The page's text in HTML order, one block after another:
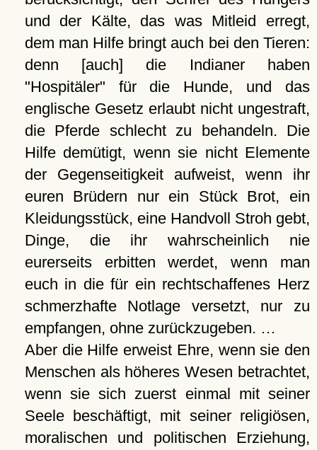
und der Kälte, das was Mitleid erregt,
dem man Hilfe bringt auch bei den Tieren:
denn [auch] die Indianer haben
"Hospitäler" für die Hunde, und das
englische Gesetz erlaubt nicht ungestraft,
die Pferde schlecht zu behandeln. Die
Hilfe demütigt, wenn sie nicht Elemente
der Gegenseitigkeit aufweist, wenn ihr
euren Brüdern nur ein Stück Brot, ein
Kleidungsstück, eine Handvoll Stroh gebt,
Dinge, die ihr wahrscheinlich nie
eurerseits erbitten werdet, wenn man
euch in die für ein rechtschaffenes Herz
schmerzhafte Notlage versetzt, nur zu
empfangen, ohne zurückzugeben. …
Aber die Hilfe erweist Ehre, wenn sie den
Menschen als höheres Wesen betrachtet,
wenn sie sich zuerst einmal mit seiner
Seele beschäftigt, mit seiner religiösen,
moralischen und politischen Erziehung,